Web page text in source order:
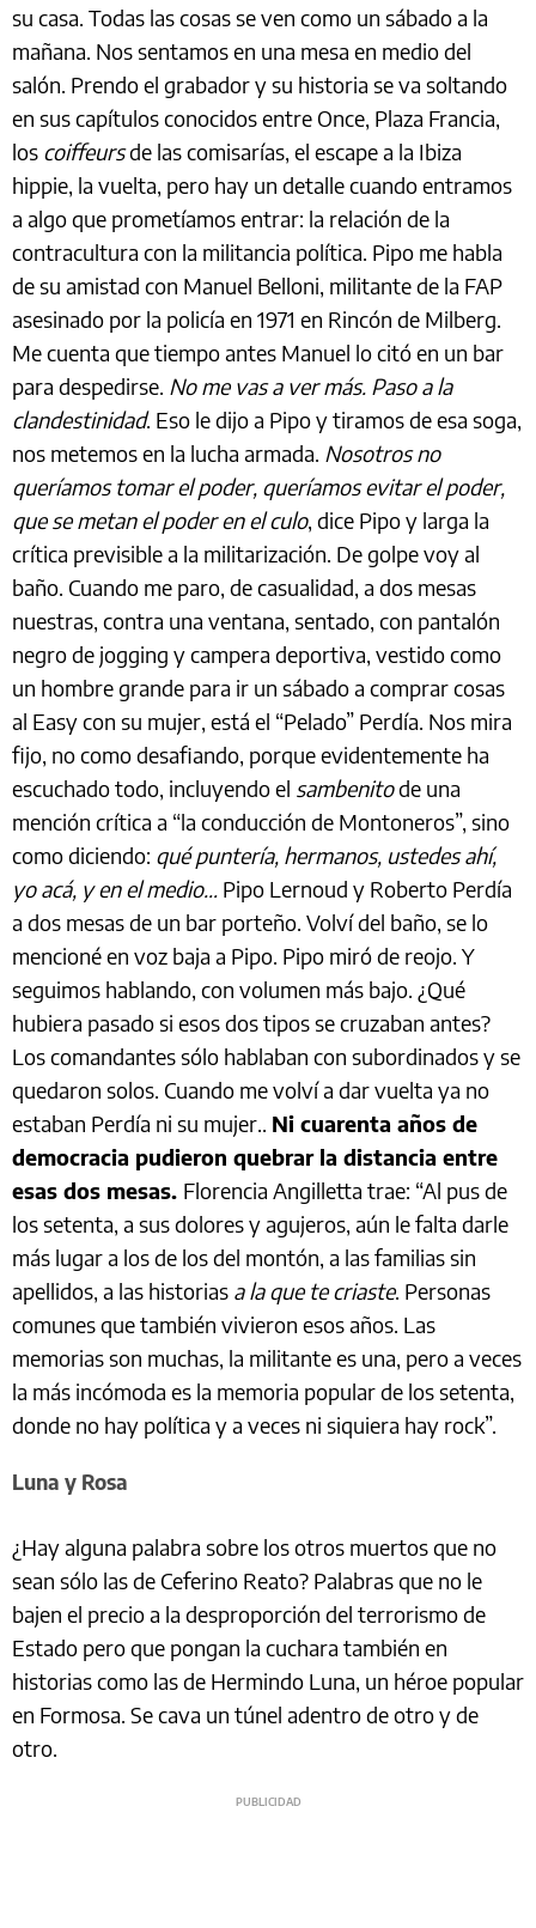
su casa. Todas las cosas se ven como un sábado a la
mañana. Nos sentamos en una mesa en medio del
salón. Prendo el grabador y su historia se va soltando
en sus capítulos conocidos entre Once, Plaza Francia,
los coiffeursde las comisarías, el escape a la Ibiza
hippie, la vuelta, pero hay un detalle cuando entramos
a algo que prometíamos entrar: la relación de la
contracultura con la militancia política. Pipo me habla
de su amistad con Manuel Belloni, militante de la FAP
asesinado por la policía en 1971 en Rincón de Milberg.
Me cuenta que tiempo antes Manuel lo citó en un bar
para despedirse. No me vas a ver más. Paso a la
clandestinidad. Eso le dijo a Pipo y tiramos de esa soga,
nos metemos en la lucha armada. Nosotros no
queríamos tomar el poder, queríamos evitar el poder,
que se metan el poder en el culo, dice Pipo y larga la
crítica previsible a la militarización. De golpe voy al
baño. Cuando me paro, de casualidad, a dos mesas
nuestras, contra una ventana, sentado, con pantalón
negro de jogging y campera deportiva, vestido como
un hombre grande para ir un sábado a comprar cosas
al Easy con su mujer, está el “Pelado” Perdía. Nos mira
fijo, no como desafiando, porque evidentemente ha
escuchado todo, incluyendo el sambenitode una
mención crítica a “la conducción de Montoneros”, sino
como diciendo: qué puntería, hermanos, ustedes ahí,
yo acá, y en el medio… Pipo Lernoud y Roberto Perdía
a dos mesas de un bar porteño. Volví del baño, se lo
mencioné en voz baja a Pipo. Pipo miró de reojo. Y
seguimos hablando, con volumen más bajo. ¿Qué
hubiera pasado si esos dos tipos se cruzaban antes?
Los comandantes sólo hablaban con subordinados y se
quedaron solos. Cuando me volví a dar vuelta ya no
estaban Perdía ni su mujer.. Ni cuarenta años de
democracia pudieron quebrar la distancia entre
esas dos mesas. Florencia Angilletta trae: “Al pus de
los setenta, a sus dolores y agujeros, aún le falta darle
más lugar a los de los del montón, a las familias sin
apellidos, a las historias a la que te criaste. Personas
comunes que también vivieron esos años. Las
memorias son muchas, la militante es una, pero a veces
la más incómoda es la memoria popular de los setenta,
donde no hay política y a veces ni siquiera hay rock”.
Luna y Rosa
¿Hay alguna palabra sobre los otros muertos que no
sean sólo las de Ceferino Reato? Palabras que no le
bajen el precio a la desproporción del terrorismo de
Estado pero que pongan la cuchara también en
historias como las de Hermindo Luna, un héroe popular
en Formosa. Se cava un túnel adentro de otro y de
otro.